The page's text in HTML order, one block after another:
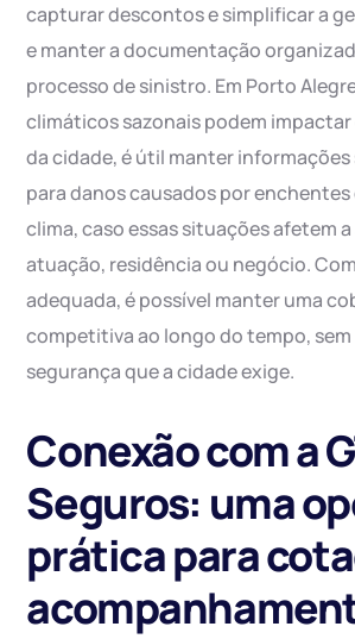
capturar descontos e simplificar a
e manter a documentação
processo de sinistro. Em Porto
climáticos sazonais podem
da cidade, é útil manter
para danos causados por
clima, caso essas situações afetem
atuação, residência ou negócio.
adequada, é possível manter uma
competitiva ao longo do tempo, sem
segurança que a cidade exige.
Conexão com a
Seguros: uma
prática para